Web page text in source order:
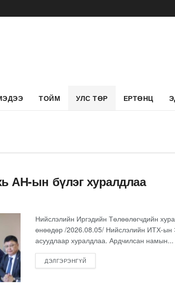
ТОЙМ УЛС ТӨР ЕРТӨНЦ
АН-ын бүлэг хуралдлаа
Нийслэлийн Иргэдийн Төлөөлөгчдийн
өнөөдөр /2026.08.05/ Нийслэлийн ИТХ-ын
асуудлаар хуралдлаа. Ардчилсан намын...
ДЭЛГЭРЭНГҮЙ